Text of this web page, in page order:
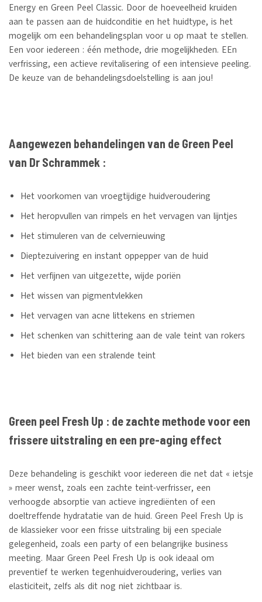
Energy en Green Peel Classic. Door de hoeveelheid kruiden
aan te passen aan de huidconditie en het huidtype, is het
mogelijk om een behandelingsplan voor u op maat te stellen.
Een voor iedereen : één methode, drie mogelijkheden. EEn
verfrissing, een actieve revitalisering of een intensieve peeling.
De keuze van de behandelingsdoelstelling is aan jou!
Aangewezen behandelingen van de Green Peel
van Dr Schrammek :
Het voorkomen van vroegtijdige huidveroudering
Het heropvullen van rimpels en het vervagen van lijntjes
Het stimuleren van de celvernieuwing
Dieptezuivering en instant oppepper van de huid
Het verfijnen van uitgezette, wijde poriën
Het wissen van pigmentvlekken
Het vervagen van acne littekens en striemen
Het schenken van schittering aan de vale teint van rokers
Het bieden van een stralende teint
Green peel Fresh Up : de zachte methode voor een
frissere uitstraling en een pre-aging effect
Deze behandeling is geschikt voor iedereen die net dat « ietsje
» meer wenst, zoals een zachte teint-verfrisser, een
verhoogde absorptie van actieve ingrediënten of een
doeltreffende hydratatie van de huid. Green Peel Fresh Up is
de klassieker voor een frisse uitstraling bij een speciale
gelegenheid, zoals een party of een belangrijke business
meeting. Maar Green Peel Fresh Up is ook ideaal om
preventief te werken tegenhuidveroudering, verlies van
elasticiteit, zelfs als dit nog niet zichtbaar is.